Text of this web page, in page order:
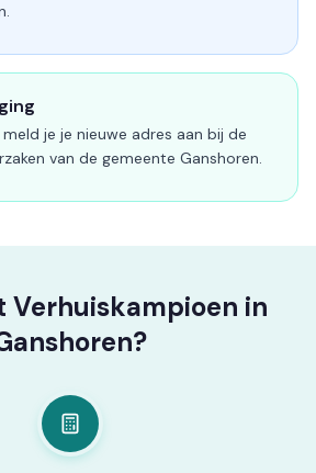
meld je je nieuwe adres aan bij de
van de gemeente Ganshoren.
Verhuiskampioen in